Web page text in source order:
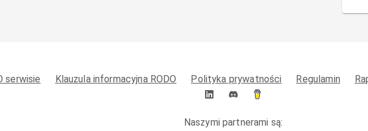
serwisie Klauzula informacyjna RODO Polityka prywatności Regulamin
Naszymi partnerami są: